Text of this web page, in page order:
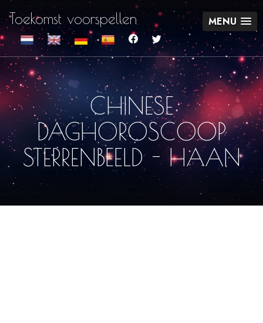
Toekomst voorspellen MENU
CHINESE
DAGHOROSCOOP
STERRENBEELD - HAAN